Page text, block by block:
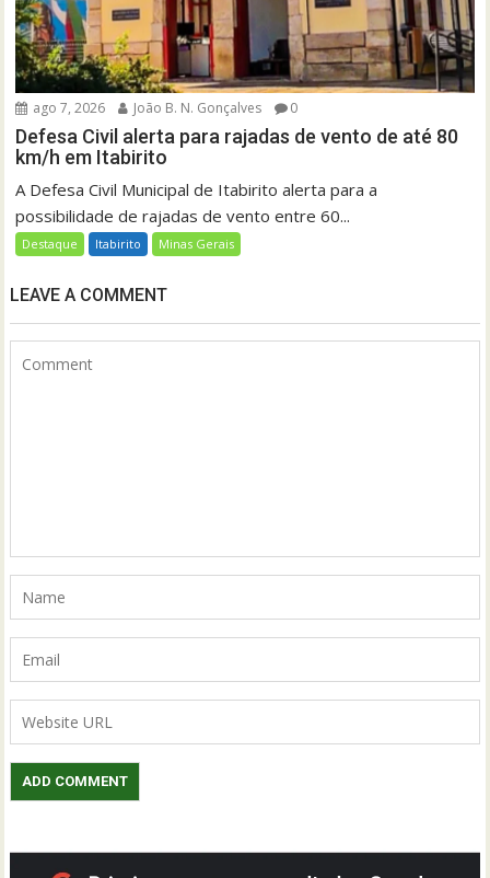
ago 7, 2026 João B. N. Gonçalves 0
Defesa Civil alerta para rajadas de vento de até 80
km/h em Itabirito
A Defesa Civil Municipal de Itabirito alerta para a
possibilidade de rajadas de vento entre 60...
Destaque Itabirito Minas Gerais
LEAVE A COMMENT